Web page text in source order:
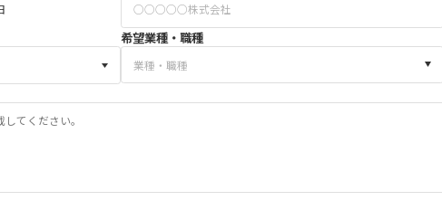
希望業種・職種